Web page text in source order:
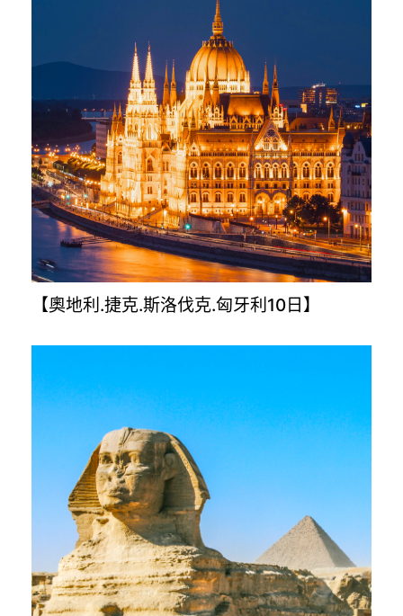
【奧地利.捷克.斯洛伐克.匈牙利10日】